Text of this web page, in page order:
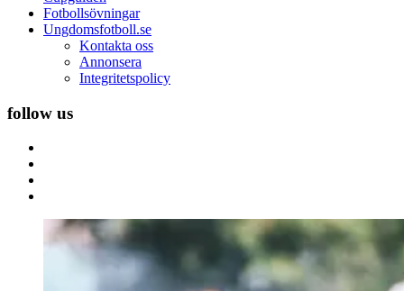
Fotbollsövningar
Ungdomsfotboll.se
Kontakta oss
Annonsera
Integritetspolicy
follow us